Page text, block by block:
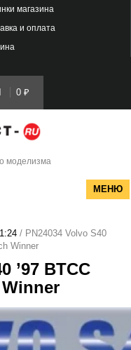
магазина
и оплата
0 ₽
моделизма
МЕНЮ
/ PN24034 Volvo S40
Winner
’97 BTCC